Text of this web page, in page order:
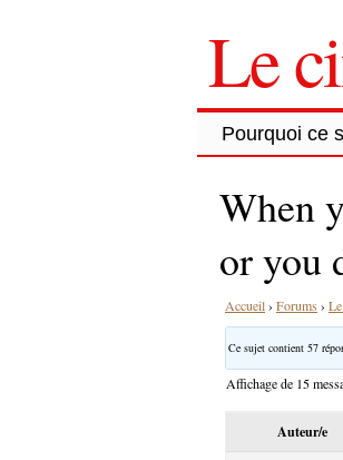
Le
Pourquoi ce
When
or you
Accueil› Forums ›
Ce sujet contient 57
Affichage de 15
Auteur/e